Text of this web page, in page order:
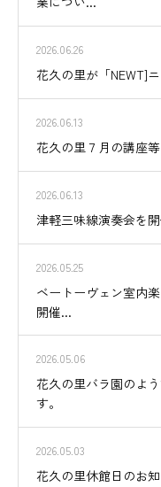
2026.06.26
花久の里が「NEWT]
2026.06.13
花久の里７月の講座等
2026.06.13
津軽三味線演奏会を
2026.05.25
ベートーヴェン室内
開催...
2026.05.06
花久の里バラ園のよ
す。
2026.05.03
花久の里休館日のお知